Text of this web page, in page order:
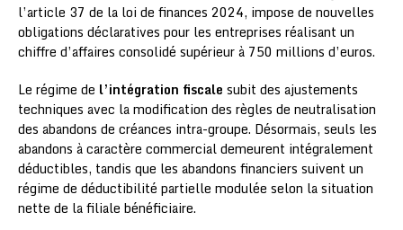
l’article 37 de la loi de finances 2024, impose de nouvelles
obligations déclaratives pour les entreprises réalisant un
chiffre d’affaires consolidé supérieur à 750 millions d’euros.
Le régime de l’intégration fiscale subit des ajustements
techniques avec la modification des règles de neutralisation
des abandons de créances intra-groupe. Désormais, seuls les
abandons à caractère commercial demeurent intégralement
déductibles, tandis que les abandons financiers suivent un
régime de déductibilité partielle modulée selon la situation
nette de la filiale bénéficiaire.